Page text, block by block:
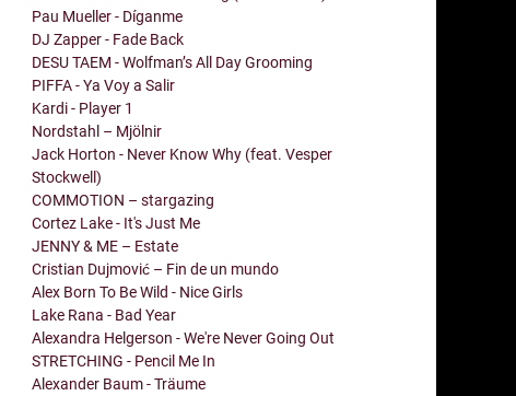
Pau Mueller - Díganme
DJ Zapper - Fade Back
DESU TAEM - Wolfman’s All Day Grooming
PIFFA - Ya Voy a Salir
Kardi - Player 1
Nordstahl – Mjölnir
Jack Horton - Never Know Why (feat. Vesper
Stockwell)
COMMOTION – stargazing
Cortez Lake - It's Just Me
JENNY & ME – Estate
Cristian Dujmović – Fin de un mundo
Alex Born To Be Wild - Nice Girls
Lake Rana - Bad Year
Alexandra Helgerson - We're Never Going Out
STRETCHING - Pencil Me In
Alexander Baum - Träume